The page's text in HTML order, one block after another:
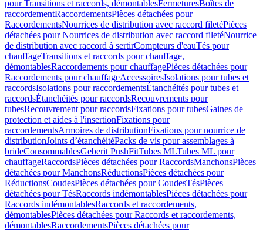
pour Transitions et raccords, démontablesFermeturesBoîtes de
raccordementRaccordementsPièces détachées pour
RaccordementsNourrices de distribution avec raccord filetéPièces
détachées pour Nourrices de distribution avec raccord filetéNourrice
de distribution avec raccord à sertirCompteurs d'eauTés pour
chauffageTransitions et raccords pour chauffage,
démontablesRaccordements pour chauffagePièces détachées pour
Raccordements pour chauffageAccessoiresIsolations pour tubes et
raccordsIsolations pour raccordementsÉtanchéités pour tubes et
raccordsÉtanchéités pour raccordsRecouvrements pour
tubesRecouvrement pour raccordsFixations pour tubesGaines de
protection et aides à l'insertionFixations pour
raccordementsArmoires de distributionFixations pour nourrice de
distributionJoints d’étanchéitéPacks de vis pour assemblages à
brideConsommablesGeberit PushFitTubes MLTubes ML pour
chauffageRaccordsPièces détachées pour RaccordsManchonsPièces
détachées pour ManchonsRéductionsPièces détachées pour
RéductionsCoudesPièces détachées pour CoudesTésPièces
détachées pour TésRaccords indémontablesPièces détachées pour
Raccords indémontablesRaccords et raccordements,
démontablesPièces détachées pour Raccords et raccordements,
démontablesRaccordementsPièces détachées pour